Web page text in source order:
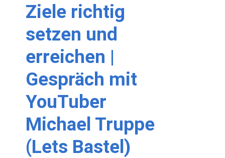
Ziele richtig
setzen und
erreichen |
Gespräch mit
YouTuber
Michael Truppe
(Lets Bastel)